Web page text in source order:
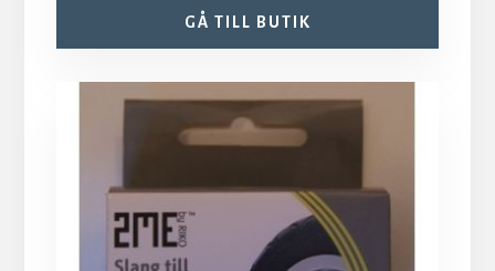
GÅ TILL BUTIK